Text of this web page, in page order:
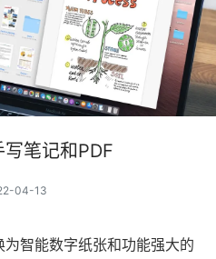
笔记和PDF
04-13
智能数字纸张和功能强大的